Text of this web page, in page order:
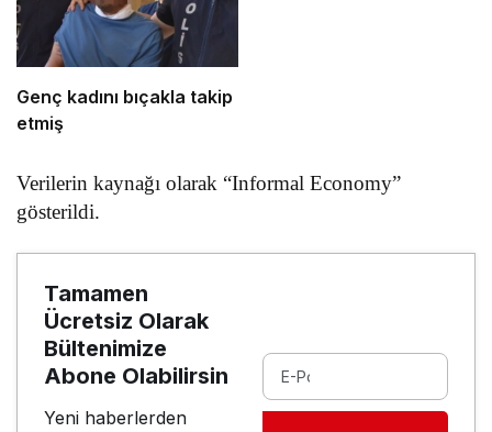
Genç kadını bıçakla takip
etmiş
Verilerin kaynağı olarak “Informal Economy”
gösterildi.
Tamamen
Ücretsiz Olarak
Bültenimize
Abone Olabilirsin
Yeni haberlerden